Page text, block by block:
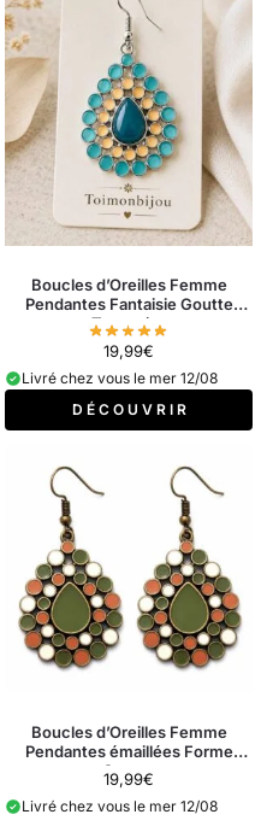
Boucles d’Oreilles Femme
Pendantes Fantaisie Goutte
Turquoise
19,99€
Livré chez vous le mer 12/08
D É C O U V R I R
Boucles d’Oreilles Femme
Pendantes émaillées Forme
Goutte
19,99€
Livré chez vous le mer 12/08